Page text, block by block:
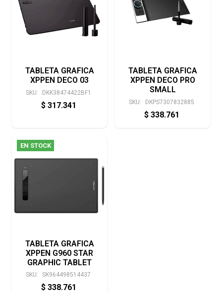
TABLETA GRAFICA
XPPEN DECO 03
SKU: DKK38474422BF1
$ 317.341
TABLETA GRAFICA
XPPEN DECO PRO
SMALL
SKU: DKPS7307832885
$ 338.761
EN STOCK
TABLETA GRAFICA
XPPEN G960 STAR
GRAPHIC TABLET
SKU: SK964498514437
$ 338.761